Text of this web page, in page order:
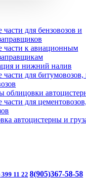
части для бензовозов и
части к авиационным
и нижний налив
части для битумовозов,
облицовки
части для
автоцистерны и
11 22 8(905)367-58-58